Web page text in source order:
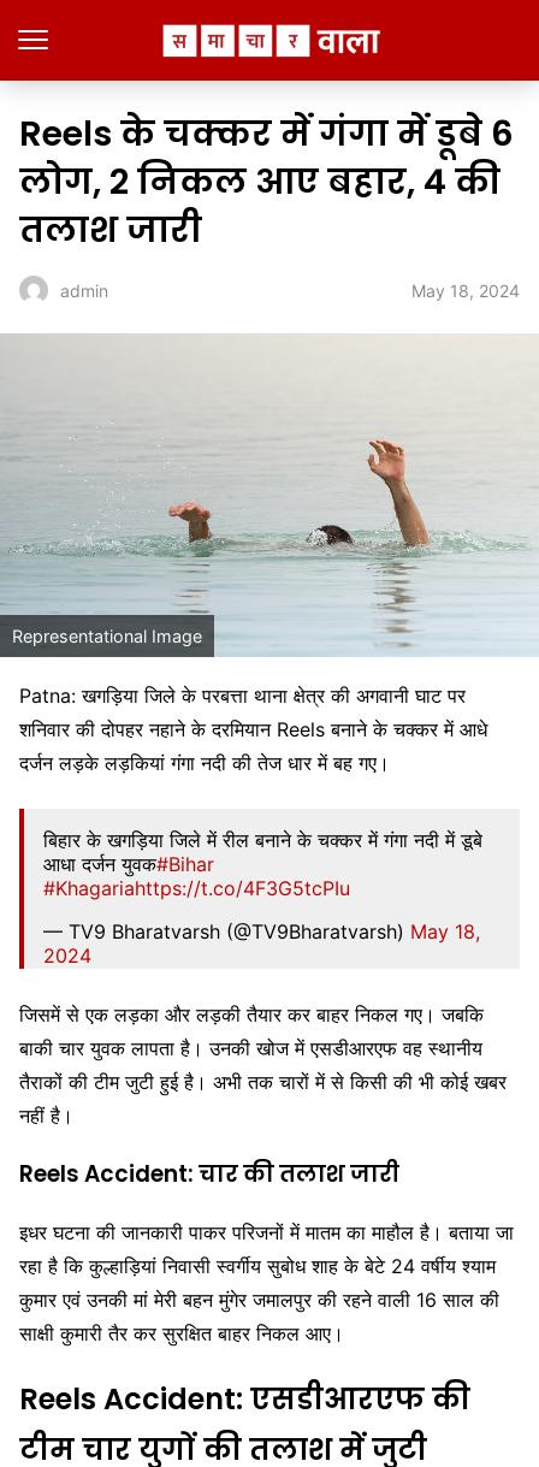
Reels के चक्कर में गंगा में डूबे 6
लोग, 2 निकल आए बहार, 4 की
तलाश जारी
admin May 18, 2024
Representational Image
Patna: खगड़िया जिले के परबत्ता थाना क्षेत्र की अगवानी घाट पर
शनिवार की दोपहर नहाने के दरमियान Reels बनाने के चक्कर में आधे
दर्जन लड़के लड़कियां गंगा नदी की तेज धार में बह गए।
बिहार के खगड़िया जिले में रील बनाने के चक्कर में गंगा नदी में डूबे
आधा दर्जन युवक#Bihar
#Khagariahttps://t.co/4F3G5tcPIu
— TV9 Bharatvarsh (@TV9Bharatvarsh) May 18,
2024
जिसमें से एक लड़का और लड़की तैयार कर बाहर निकल गए। जबकि
बाकी चार युवक लापता है। उनकी खोज में एसडीआरएफ वह स्थानीय
तैराकों की टीम जुटी हुई है। अभी तक चारों में से किसी की भी कोई खबर
नहीं है।
Reels Accident: चार की तलाश जारी
इधर घटना की जानकारी पाकर परिजनों में मातम का माहौल है। बताया जा
रहा है कि कुल्हाड़ियां निवासी स्वर्गीय सुबोध शाह के बेटे 24 वर्षीय श्याम
कुमार एवं उनकी मां मेरी बहन मुंगेर जमालपुर की रहने वाली 16 साल की
साक्षी कुमारी तैर कर सुरक्षित बाहर निकल आए।
Reels Accident: एसडीआरएफ की
टीम चार युगों की तलाश में जुटी